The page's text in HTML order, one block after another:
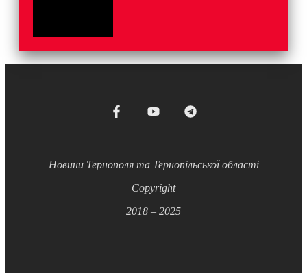
Новини Тернополя та Тернопільської області
Copyright
2018 – 2025